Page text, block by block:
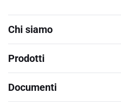
Chi siamo
Prodotti
Documenti